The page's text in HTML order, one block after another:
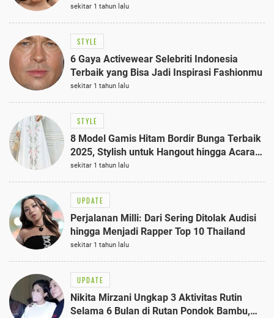
sekitar 1 tahun lalu
STYLE
6 Gaya Activewear Selebriti Indonesia
Terbaik yang Bisa Jadi Inspirasi Fashionmu
sekitar 1 tahun lalu
STYLE
8 Model Gamis Hitam Bordir Bunga Terbaik
2025, Stylish untuk Hangout hingga Acara
Semi-Formal
sekitar 1 tahun lalu
UPDATE
Perjalanan Milli: Dari Sering Ditolak Audisi
hingga Menjadi Rapper Top 10 Thailand
sekitar 1 tahun lalu
UPDATE
Nikita Mirzani Ungkap 3 Aktivitas Rutin
Selama 6 Bulan di Rutan Pondok Bambu,